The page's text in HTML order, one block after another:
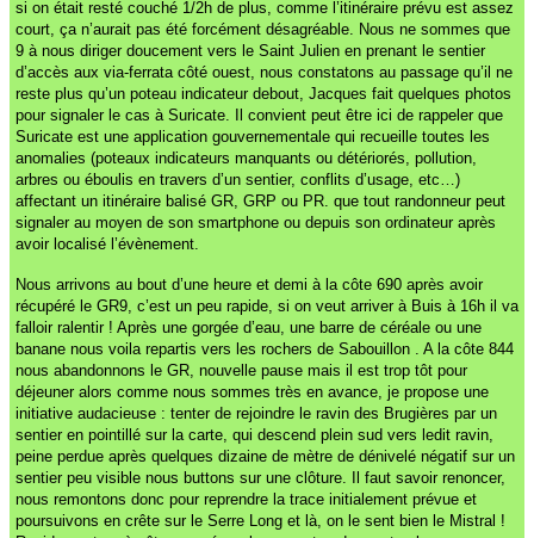
si on était resté couché 1/2h de plus, comme l’itinéraire prévu est assez
court, ça n’aurait pas été forcément désagréable. Nous ne sommes que
9 à nous diriger doucement vers le Saint Julien en prenant le sentier
d’accès aux via-ferrata côté ouest, nous constatons au passage qu’il ne
reste plus qu’un poteau indicateur debout, Jacques fait quelques photos
pour signaler le cas à Suricate. Il convient peut être ici de rappeler que
Suricate est une application gouvernementale qui recueille toutes les
anomalies (poteaux indicateurs manquants ou détériorés, pollution,
arbres ou éboulis en travers d’un sentier, conflits d’usage, etc…)
affectant un itinéraire balisé GR, GRP ou PR. que tout randonneur peut
signaler au moyen de son smartphone ou depuis son ordinateur après
avoir localisé l’évènement.
Nous arrivons au bout d’une heure et demi à la côte 690 après avoir
récupéré le GR9, c’est un peu rapide, si on veut arriver à Buis à 16h il va
falloir ralentir ! Après une gorgée d’eau, une barre de céréale ou une
banane nous voila repartis vers les rochers de Sabouillon . A la côte 844
nous abandonnons le GR, nouvelle pause mais il est trop tôt pour
déjeuner alors comme nous sommes très en avance, je propose une
initiative audacieuse : tenter de rejoindre le ravin des Brugières par un
sentier en pointillé sur la carte, qui descend plein sud vers ledit ravin,
peine perdue après quelques dizaine de mètre de dénivelé négatif sur un
sentier peu visible nous buttons sur une clôture. Il faut savoir renoncer,
nous remontons donc pour reprendre la trace initialement prévue et
poursuivons en crête sur le Serre Long et là, on le sent bien le Mistral !